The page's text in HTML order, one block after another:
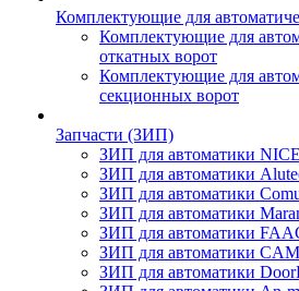
Комплектующие для
Комплектующие для
откатных ворот
Комплектующие для
секционных ворот
Запчасти (ЗИП)
ЗИП для автоматики NICE
ЗИП для автоматики
ЗИП для автоматики
ЗИП для автоматики
ЗИП для автоматики
ЗИП для автоматики
ЗИП для автоматики